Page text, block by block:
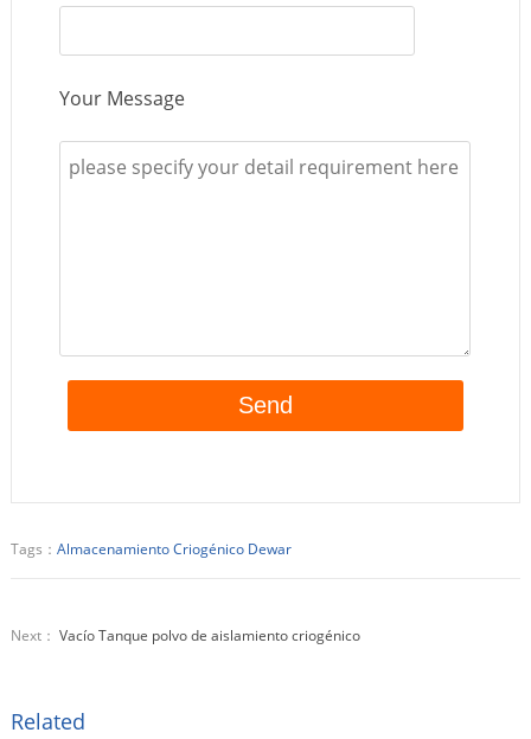
Your Message
Tags： Almacenamiento Criogénico Dewar
Next： Vacío Tanque polvo de aislamiento criogénico
Related